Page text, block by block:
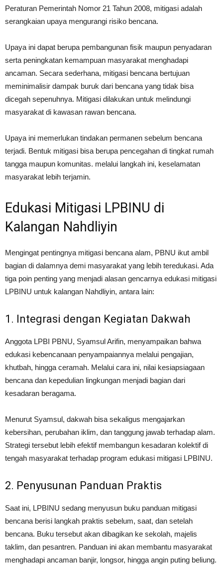
Peraturan Pemerintah Nomor 21 Tahun 2008, mitigasi adalah
serangkaian upaya mengurangi risiko bencana.
Upaya ini dapat berupa pembangunan fisik maupun penyadaran
serta peningkatan kemampuan masyarakat menghadapi
ancaman. Secara sederhana, mitigasi bencana bertujuan
meminimalisir dampak buruk dari bencana yang tidak bisa
dicegah sepenuhnya. Mitigasi dilakukan untuk melindungi
masyarakat di kawasan rawan bencana.
Upaya ini memerlukan tindakan permanen sebelum bencana
terjadi. Bentuk mitigasi bisa berupa pencegahan di tingkat rumah
tangga maupun komunitas. melalui langkah ini, keselamatan
masyarakat lebih terjamin.
Edukasi Mitigasi LPBINU di
Kalangan Nahdliyin
Mengingat pentingnya mitigasi bencana alam, PBNU ikut ambil
bagian di dalamnya demi masyarakat yang lebih teredukasi. Ada
tiga poin penting yang menjadi alasan gencarnya edukasi mitigasi
LPBINU untuk kalangan Nahdliyin, antara lain:
1. Integrasi dengan Kegiatan Dakwah
Anggota LPBI PBNU, Syamsul Arifin, menyampaikan bahwa
edukasi kebencanaan penyampaiannya melalui pengajian,
khutbah, hingga ceramah. Melalui cara ini, nilai kesiapsiagaan
bencana dan kepedulian lingkungan menjadi bagian dari
kesadaran beragama.
Menurut Syamsul, dakwah bisa sekaligus mengajarkan
kebersihan, perubahan iklim, dan tanggung jawab terhadap alam.
Strategi tersebut lebih efektif membangun kesadaran kolektif di
tengah masyarakat terhadap program edukasi mitigasi LPBINU.
2. Penyusunan Panduan Praktis
Saat ini, LPBINU sedang menyusun buku panduan mitigasi
bencana berisi langkah praktis sebelum, saat, dan setelah
bencana. Buku tersebut akan dibagikan ke sekolah, majelis
taklim, dan pesantren. Panduan ini akan membantu masyarakat
menghadapi ancaman banjir, longsor, hingga angin puting beliung.